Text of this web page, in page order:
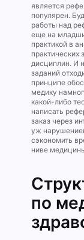
является
популярен.
работы над
еще на
практикой в
практических
дисциплин. И
заданий
принципе
медику
какой-либо
написать
заказ через
уж
сэкономить
ниве
по